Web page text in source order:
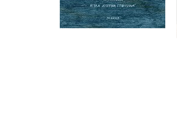
Do košíku
128 Kč
102 Kč